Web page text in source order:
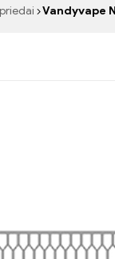
Vandyvape